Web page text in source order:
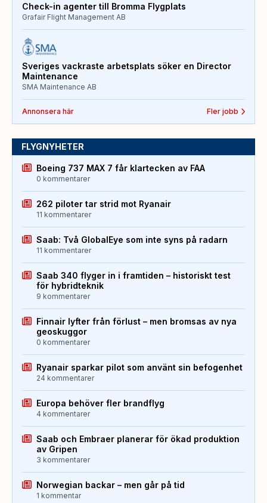
Check-in agenter till Bromma Flygplats
Grafair Flight Management AB
Sveriges vackraste arbetsplats söker en Director
Maintenance
SMA Maintenance AB
Annonsera här Fler jobb
FLYGNYHETER
Boeing 737 MAX 7 får klartecken av FAA
0 kommentarer
262 piloter tar strid mot Ryanair
11 kommentarer
Saab: Två GlobalEye som inte syns på radarn
11 kommentarer
Saab 340 flyger in i framtiden – historiskt test
för hybridteknik
9 kommentarer
Finnair lyfter från förlust – men bromsas av nya
geoskuggor
0 kommentarer
Ryanair sparkar pilot som använt sin befogenhet
24 kommentarer
Europa behöver fler brandflyg
4 kommentarer
Saab och Embraer planerar för ökad produktion
av Gripen
3 kommentarer
Norwegian backar – men går på tid
1 kommentar